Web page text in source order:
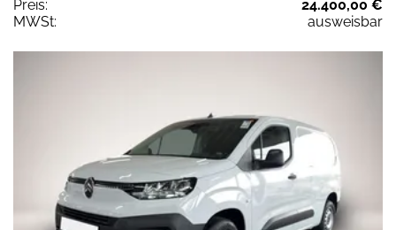
Preis:
24.400,00 €
MWSt:
ausweisbar